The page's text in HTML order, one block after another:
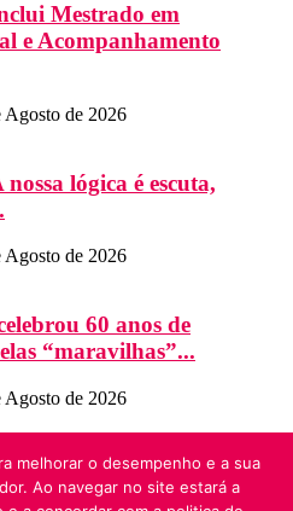
Mestrado em
e Acompanhamento
Agosto de 2026
lógica é escuta,
Agosto de 2026
60 anos de
“maravilhas”...
Agosto de 2026
algarve.pt
melhorar o desempenho e a sua
Ao navegar no site estará a